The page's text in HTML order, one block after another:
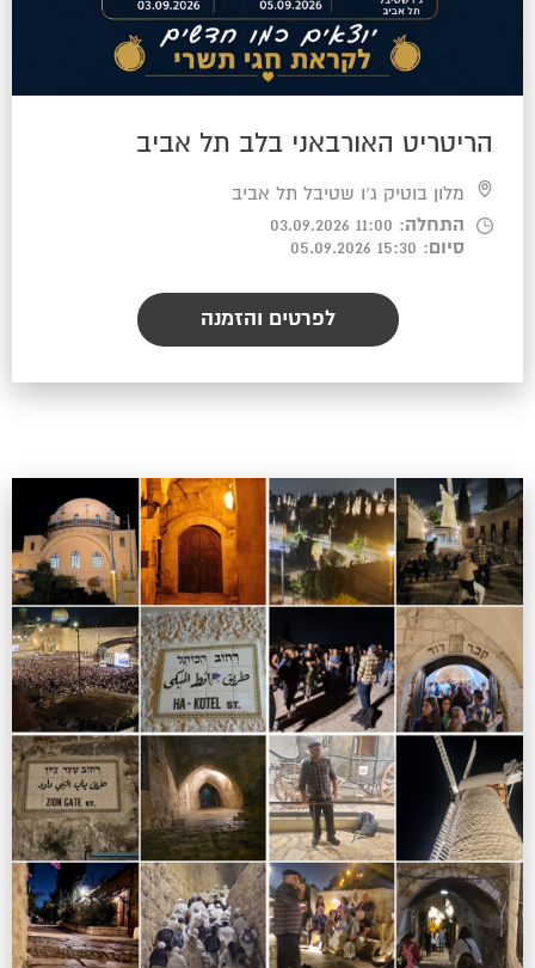
הריטריט האורבאני בלב תל אביב
מלון בוטיק ג׳ו שטיבל תל אביב
התחלה: 11:00 03.09.2026
סיום : 15:30 05.09.2026
לפרטים והזמנה